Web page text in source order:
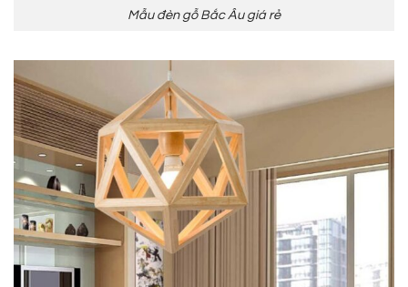
Mẫu đèn gỗ Bắc Âu giá rẻ